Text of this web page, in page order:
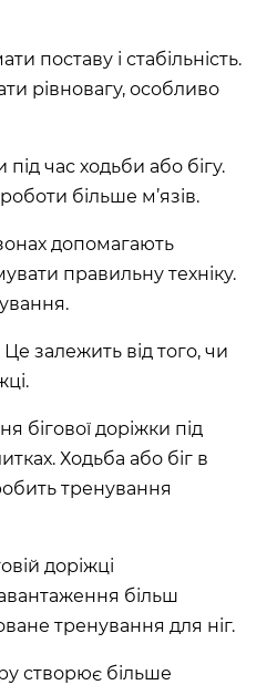
поставу і стабільність.
рівновагу, особливо
час ходьби або бігу.
більше м’язів.
допомагають
правильну техніку.
залежить від того, чи
бігової доріжки під
Ходьба або біг в
тренування
доріжці
більш
тренування для ніг.
створює більше